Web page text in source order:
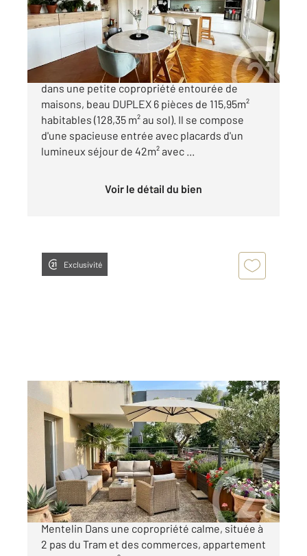
Appartement F5 à vendre
399 000 €
STRASBOURG - CRONENBOURG Au calme,
dans une petite copropriété entourée de
maisons, beau DUPLEX 6 pièces de 115,95m²
habitables (128,35 m² au sol). Il se compose
d'une spacieuse entrée avec placards d'un
lumineux séjour de 42m² avec ...
Voir le détail du bien
Exclusivité
STRASBOURG 67
66,72 m , 3 pièces
Ref : 20545
Appartement F3 à vendre
199 000 €
STRASBOURG KOENIGSHOFFEN - Rue Jean
Mentelin Dans une copropriété calme, située à
2 pas du Tram et des commerces, appartement